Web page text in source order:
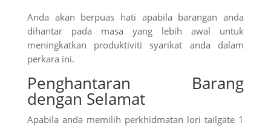
Anda akan berpuas hati apabila barangan anda
dihantar pada masa yang lebih awal untuk
meningkatkan produktiviti syarikat anda dalam
perkara ini.
Penghantaran Barang
dengan Selamat
Apabila anda memilih perkhidmatan lori tailgate 1